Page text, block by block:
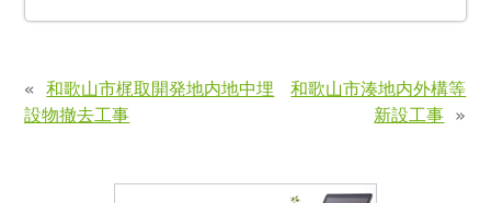
«和歌山市梶取開発地内地中埋
設物撤去工事
和歌山市湊地内外構等
新設工事 »